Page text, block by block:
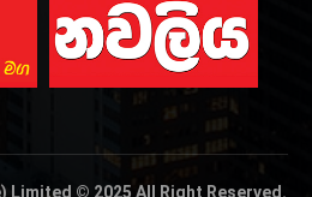
Limited © 2025 All Right Reserved.